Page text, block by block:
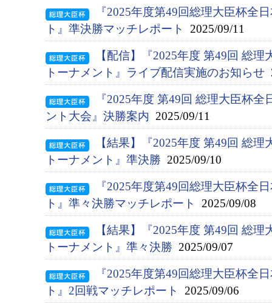
『2025年度第49回総理大臣杯全
ト』準決勝マッチレポート
2025/09/11
【配信】『2025年度 第49回 総
トーナメント』ライブ配信実施のお知らせ
『2025年度 第49回 総理大臣杯
ント大会』決勝案内 2025/09/11
【結果】『2025年度 第49回 総
トーナメント』準決勝 2025/09/10
『2025年度第49回総理大臣杯全
ト』準々決勝マッチレポート
2025/09/08
【結果】『2025年度 第49回 総
トーナメント』準々決勝 2025/09/07
『2025年度第49回総理大臣杯全
ト』2回戦マッチレポート
2025/09/06